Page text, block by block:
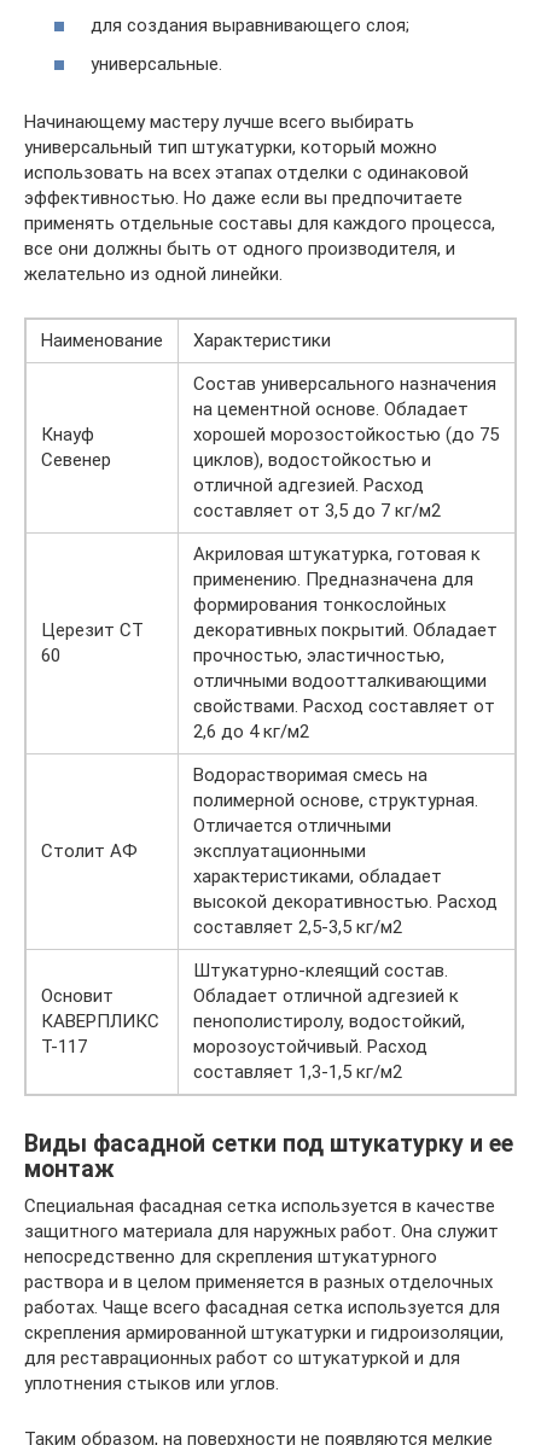
для создания выравнивающего слоя;
универсальные.
Начинающему мастеру лучше всего выбирать
универсальный тип штукатурки, который можно
использовать на всех этапах отделки с одинаковой
эффективностью. Но даже если вы предпочитаете
применять отдельные составы для каждого процесса,
все они должны быть от одного производителя, и
желательно из одной линейки.
Наименование Характеристики
Кнауф
Севенер
Состав универсального назначения
на цементной основе. Обладает
хорошей морозостойкостью (до 75
циклов), водостойкостью и
отличной адгезией. Расход
составляет от 3,5 до 7 кг/м2
Церезит СТ
60
Акриловая штукатурка, готовая к
применению. Предназначена для
формирования тонкослойных
декоративных покрытий. Обладает
прочностью, эластичностью,
отличными водоотталкивающими
свойствами. Расход составляет от
2,6 до 4 кг/м2
Столит АФ
Водорастворимая смесь на
полимерной основе, структурная.
Отличается отличными
эксплуатационными
характеристиками, обладает
высокой декоративностью. Расход
составляет 2,5-3,5 кг/м2
Основит
КАВЕРПЛИКС
Т-117
Штукатурно-клеящий состав.
Обладает отличной адгезией к
пенополистиролу, водостойкий,
морозоустойчивый. Расход
составляет 1,3-1,5 кг/м2
Виды фасадной сетки под штукатурку и ее
монтаж
Специальная фасадная сетка используется в качестве
защитного материала для наружных работ. Она служит
непосредственно для скрепления штукатурного
раствора и в целом применяется в разных отделочных
работах. Чаще всего фасадная сетка используется для
скрепления армированной штукатурки и гидроизоляции,
для реставрационных работ со штукатуркой и для
уплотнения стыков или углов.
Таким образом, на поверхности не появляются мелкие